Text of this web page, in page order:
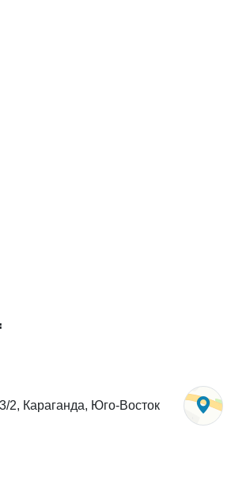
2, Караганда, Юго-Восток